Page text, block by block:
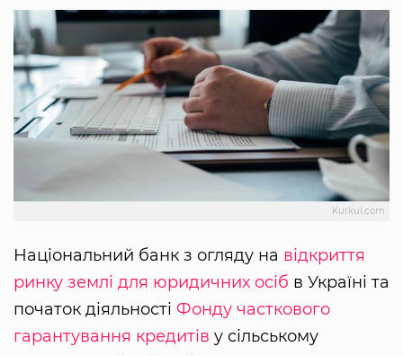
Kurkul.com
Національний банк з огляду на відкриття
ринку землі для юридичних осіб в Україні та
початок діяльності Фонду часткового
гарантування кредитів у сільському